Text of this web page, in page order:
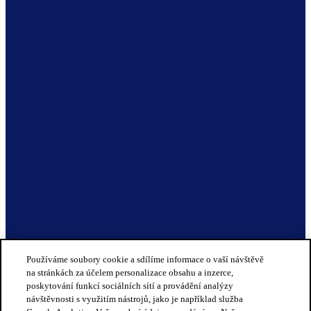
Používáme soubory cookie a sdílíme informace o vaší návštěvě
na stránkách za účelem personalizace obsahu a inzerce,
poskytování funkcí sociálních sítí a provádění analýzy
návštěvnosti s využitím nástrojů, jako je například služba